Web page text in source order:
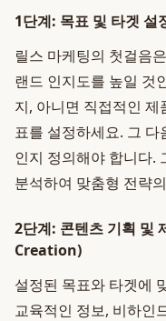
1단계: 목표 및 타겟
릴스 마케팅의 첫걸음
랜드 인지도를 높일 것
지, 아니면 직접적인
표를 설정하세요. 그
인지 정의해야 합니다.
분석하여 맞춤형 전략
2단계: 콘텐츠 기획
Creation)
설정된 목표와 타겟에
교육적인 정보, 비하인